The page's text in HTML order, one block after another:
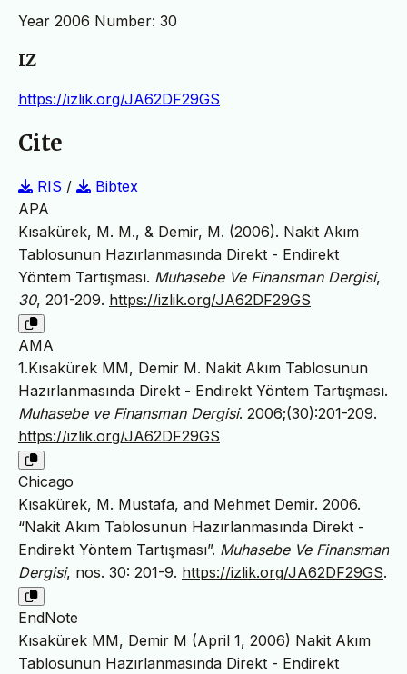
Year 2006 Number: 30
IZ
https://izlik.org/JA62DF29GS
Cite
RIS /
Bibtex
APA
Kısakürek, M. M., & Demir, M. (2006). Nakit Akım
Tablosunun Hazırlanmasında Direkt - Endirekt
Yöntem Tartışması. Muhasebe Ve Finansman Dergisi,
30, 201-209. https://izlik.org/JA62DF29GS
AMA
1.Kısakürek MM, Demir M. Nakit Akım Tablosunun
Hazırlanmasında Direkt - Endirekt Yöntem Tartışması.
Muhasebe ve Finansman Dergisi. 2006;(30):201-209.
https://izlik.org/JA62DF29GS
Chicago
Kısakürek, M. Mustafa, and Mehmet Demir. 2006.
“Nakit Akım Tablosunun Hazırlanmasında Direkt -
Endirekt Yöntem Tartışması”. Muhasebe Ve Finansman
Dergisi, nos. 30: 201-9. https://izlik.org/JA62DF29GS.
EndNote
Kısakürek MM, Demir M (April 1, 2006) Nakit Akım
Tablosunun Hazırlanmasında Direkt - Endirekt